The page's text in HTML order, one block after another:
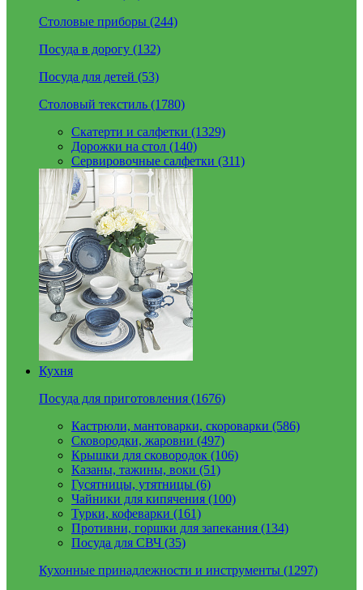
Столовые приборы (244)
Посуда в дорогу (132)
Посуда для детей (53)
Столовый текстиль (1780)
Скатерти и салфетки (1329)
Дорожки на стол (140)
Сервировочные салфетки (311)
Кухня
Посуда для приготовления (1676)
Кастрюли, мантоварки, скороварки (586)
Сковородки, жаровни (497)
Крышки для сковородок (106)
Казаны, тажины, воки (51)
Гусятницы, утятницы (6)
Чайники для кипячения (100)
Турки, кофеварки (161)
Противни, горшки для запекания (134)
Посуда для СВЧ (35)
Кухонные принадлежности и инструменты (1297)